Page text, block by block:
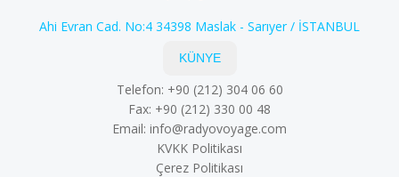
Ahi Evran Cad. No:4 34398 Maslak - Sarıyer / İSTANBUL
KÜNYE
Telefon: +90 (212) 304 06 60
Fax: +90 (212) 330 00 48
Email: info@radyovoyage.com
KVKK Politikası
Çerez Politikası